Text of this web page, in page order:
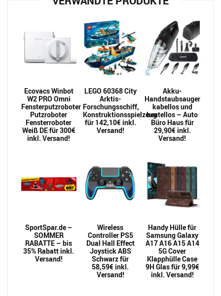
Ecovacs Winbot
W2 PRO Omni
Fensterputzroboter
Putzroboter
Fensterroboter
Weiß DE für 300€
inkl. Versand!
LEGO 60368 City
Arktis-
Forschungsschiff,
Konstruktionsspielzeug
für 142,10€ inkl.
Versand!
Akku-
Handstaubsauger
kabellos und
beutellos – Auto
Büro Haus für
29,90€ inkl.
Versand!
SportSpar.de –
SOMMER
RABATTE – bis
35% Rabatt inkl.
Versand!
Wireless
Controller PS5
Dual Hall Effect
Joystick ABS
Schwarz für
58,59€ inkl.
Versand!
Handy Hülle für
Samsung Galaxy
A17 A16 A15 A14
5G Cover
Klapphülle Case
9H Glas für 9,99€
inkl. Versand!